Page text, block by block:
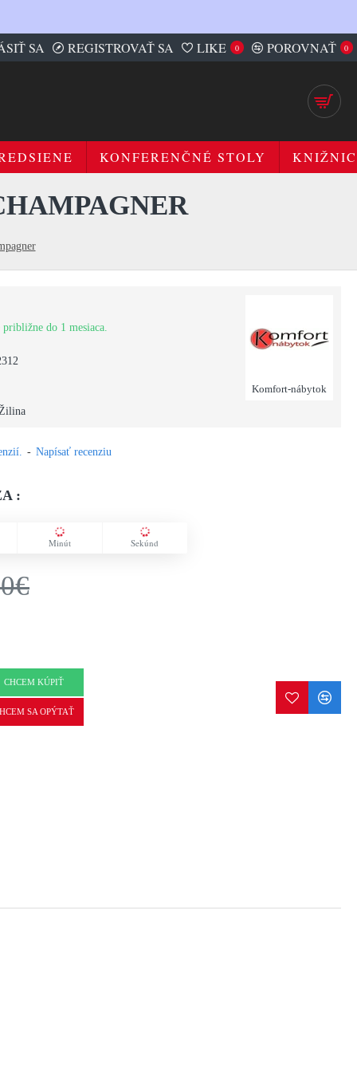
SA REGISTROVAŤ SA LIKE 0 POROVNAŤ 0
KONFERENČNÉ STOLY
do 1 mesiaca.
Komfort-nábytok
- Napísať recenziu
:
Minút Sekúnd
CHCEM KÚPIŤ
SA OPÝTAŤ